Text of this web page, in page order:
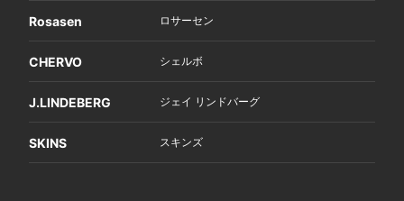
Rosasen ロサーセン
CHERVO シェルボ
J.LINDEBERG ジェイ リンドバーグ
SKINS スキンズ